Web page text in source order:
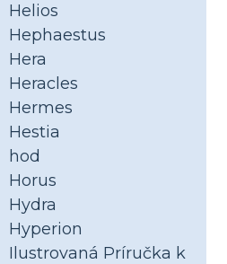
Helios
Hephaestus
Hera
Heracles
Hermes
Hestia
hod
Horus
Hydra
Hyperion
Ilustrovaná Príručka k